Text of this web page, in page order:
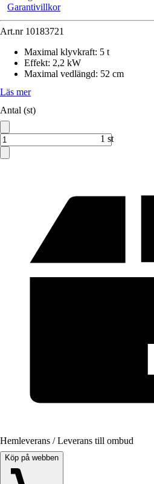
Garantivillkor
Art.nr 10183721
Maximal klyvkraft: 5 t
Effekt: 2,2 kW
Maximal vedlängd: 52 cm
Läs mer
Antal (st)
1 st
Hemleverans / Leverans till ombud
Köp på webben